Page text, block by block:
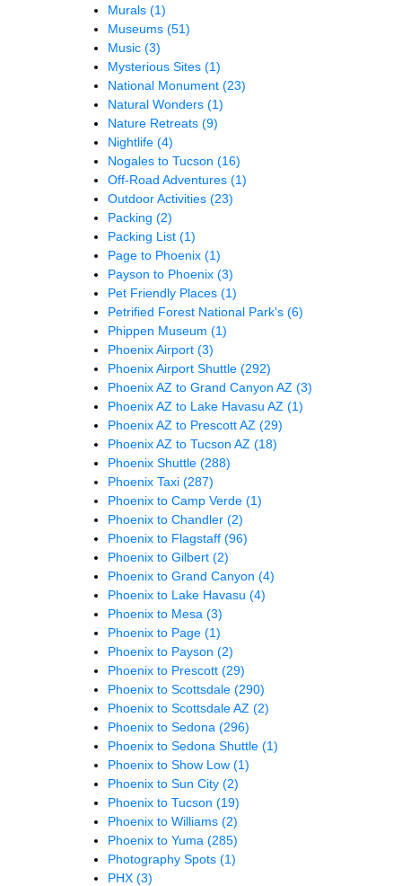
Murals (1)
Museums (51)
Music (3)
Mysterious Sites (1)
National Monument (23)
Natural Wonders (1)
Nature Retreats (9)
Nightlife (4)
Nogales to Tucson (16)
Off-Road Adventures (1)
Outdoor Activities (23)
Packing (2)
Packing List (1)
Page to Phoenix (1)
Payson to Phoenix (3)
Pet Friendly Places (1)
Petrified Forest National Park's (6)
Phippen Museum (1)
Phoenix Airport (3)
Phoenix Airport Shuttle (292)
Phoenix AZ to Grand Canyon AZ (3)
Phoenix AZ to Lake Havasu AZ (1)
Phoenix AZ to Prescott AZ (29)
Phoenix AZ to Tucson AZ (18)
Phoenix Shuttle (288)
Phoenix Taxi (287)
Phoenix to Camp Verde (1)
Phoenix to Chandler (2)
Phoenix to Flagstaff (96)
Phoenix to Gilbert (2)
Phoenix to Grand Canyon (4)
Phoenix to Lake Havasu (4)
Phoenix to Mesa (3)
Phoenix to Page (1)
Phoenix to Payson (2)
Phoenix to Prescott (29)
Phoenix to Scottsdale (290)
Phoenix to Scottsdale AZ (2)
Phoenix to Sedona (296)
Phoenix to Sedona Shuttle (1)
Phoenix to Show Low (1)
Phoenix to Sun City (2)
Phoenix to Tucson (19)
Phoenix to Williams (2)
Phoenix to Yuma (285)
Photography Spots (1)
PHX (3)